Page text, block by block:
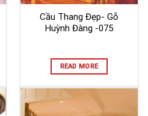
Cầu Thang Đẹp- Gỗ
Huỳnh Đàng -075
READ MORE